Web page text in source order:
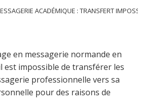
ACADÉMIQUE : TRANSFERT
en messagerie normande en
est impossible de transférer les
professionnelle vers sa
pour des raisons de